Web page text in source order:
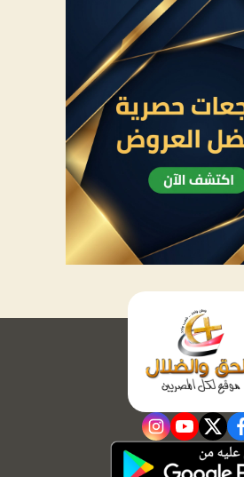
facebook
twitter
youtube
instagram